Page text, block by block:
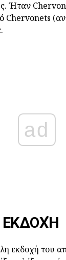
Ήταν
Chervonets
ad
εκδοχή του